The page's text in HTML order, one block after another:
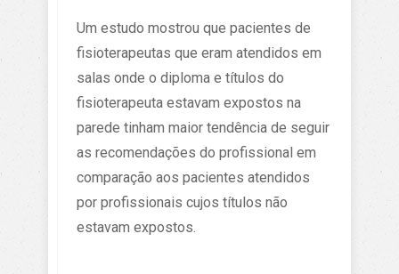
Um estudo mostrou que pacientes de
fisioterapeutas que eram atendidos em
salas onde o diploma e títulos do
fisioterapeuta estavam expostos na
parede tinham maior tendência de seguir
as recomendações do profissional em
comparação aos pacientes atendidos
por profissionais cujos títulos não
estavam expostos.